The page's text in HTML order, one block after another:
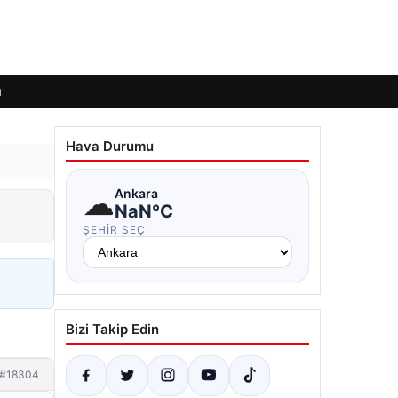
#18304
Hava Durumu
☁Ankara
NaN°C
ŞEHIR SEÇ
Bizi Takip Edin